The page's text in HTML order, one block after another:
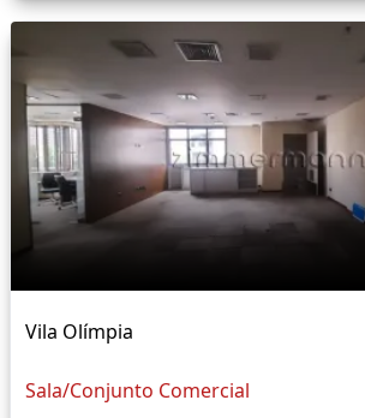
Vila Olímpia
Sala/Conjunto Comercial